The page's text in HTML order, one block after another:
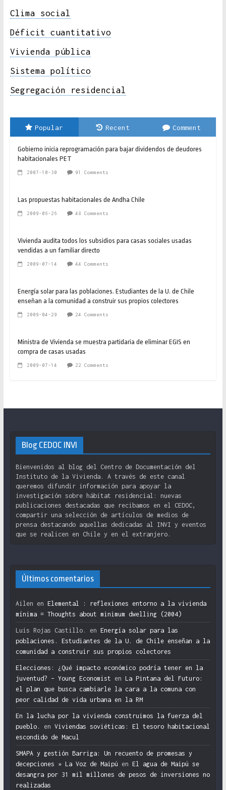
Clima social
Déficit cuantitativo
Vivienda pública
Sistema político
Segregación residencial
Popular Recent Comment
Gobierno inicia reprogramación para bajar dividendos de deudores
habitacionales PET
2007-10-30 91 Comments
Las propuestas habitacionales de Andha Chile
2009-06-26 48 Comments
Vivienda audita todos los subsidios para casas sociales usadas
vendidas a un familiar directo
2009-07-14 44 Comments
Energía solar para las poblaciones. Estudiantes de la U. de Chile
enseñan a la comunidad a construir sus propios colectores
2009-04-29 24 Comments
Ministra de Vivienda se muestra partidaria de eliminar EGIS en
compra de casas usadas
2009-07-14 22 Comments
Blog CEDOC INVI
Bienvenidos al blog del Centro de Documentación del
Instituto de la Vivienda. A través de este canal
queremos difundir información para apoyar la
investigación sobre hábitat residencial: nuevas
publicaciones destacadas que recibamos en el CEDOC,
compartir una selección de artículos de medios de
prensa destacando aquellas dedicadas al INVI y eventos
que se realicen en Chile y en el extranjero.
Últimos comentarios
Ailen en Elemental : reflexiones entorno a la vivienda
mínima = Thoughts about minimum dwelling (2004)
Luis Rojas Castillo. en Energía solar para las
poblaciones. Estudiantes de la U. de Chile enseñan a la
comunidad a construir sus propios colectores
Elecciones: ¿Qué impacto económico podría tener en la
juventud? – Young Economist en La Pintana del Futuro:
el plan que busca cambiarle la cara a la comuna con
peor calidad de vida urbana en la RM
En la lucha por la vivienda construimos la fuerza del
pueblo.
en Viviendas soviéticas: El tesoro habitacional
escondido de Macul
SMAPA y gestión Barriga: Un recuento de promesas y
decepciones » La Voz de Maipú en El agua de Maipú se
desangra por 31 mil millones de pesos de inversiones no
realizadas